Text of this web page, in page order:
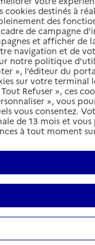
Valence-en-
destinés à
des
de campagne
et afficher de
navigation et de
notre politique
», l’éditeur du
sur votre terminal
Refuser », ces
», vous
vous consentez.
de 13 mois et
à tout moment